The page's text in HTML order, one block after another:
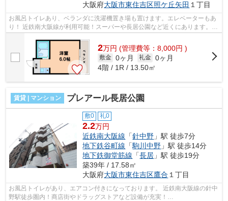
大阪府大阪市東住吉区照ケ丘矢田 １丁目
お風呂トイレあり、ベランダに洗濯機置き場も置けます。エレベーターもあ
り！ 近鉄南大阪線が利用可能！スーパーや長居公園など近くにあります。
■□■□■□■□■□■□■□■□■□■□■□■□■□■□■□■□■...
2万円 (管理費等：8,000円 )
敷金 0ヶ月 礼金 0ヶ月
4階 / 1R / 13.50㎡
賃貸 | マンション プレアール長居公園
敷0 礼0
2.2万円
近鉄南大阪線 「針中野 」駅 徒歩7分
地下鉄谷町線 「駒川中野 」駅 徒歩14分
地下鉄御堂筋線 「長居 」駅 徒歩19分
築39年 / 17.58㎡
大阪府大阪市東住吉区鷹合 １丁目
お風呂トイレがあり、エアコン付きになっております。 近鉄南大阪線の針中
野駅徒歩圏内！商店街やドラッグストアなど設備が充実！